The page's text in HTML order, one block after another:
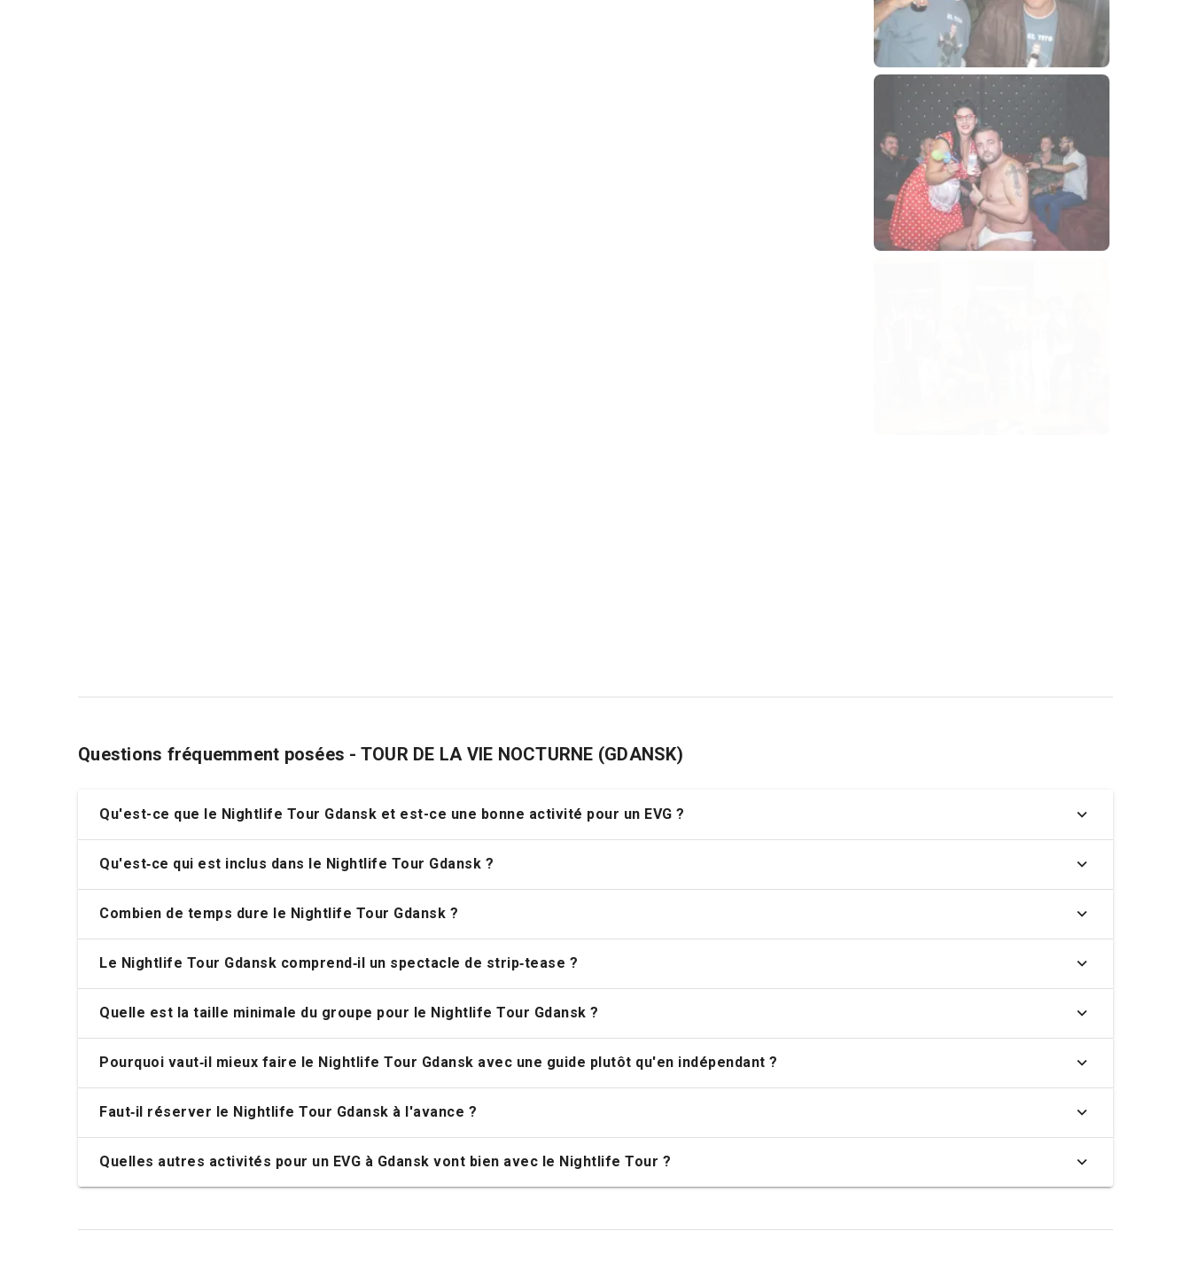
Questions fréquemment posées - TOUR DE LA VIE NOCTURNE (GDANSK)
Qu'est-ce que le Nightlife Tour Gdansk et est-ce une bonne activité pour un EVG ?
Qu'est‑ce qui est inclus dans le Nightlife Tour Gdansk ?
Combien de temps dure le Nightlife Tour Gdansk ?
Le Nightlife Tour Gdansk comprend‑il un spectacle de strip‑tease ?
Quelle est la taille minimale du groupe pour le Nightlife Tour Gdansk ?